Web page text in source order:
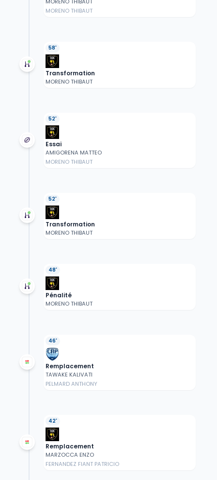
MORENO THIBAUT
MORENO THIBAUT
58'
Transformation
MORENO THIBAUT
52'
Essai
AMIGORENA MATTEO
MORENO THIBAUT
52'
Transformation
MORENO THIBAUT
48'
Pénalité
MORENO THIBAUT
46'
Remplacement
TAWAKE KALIVATI
PELMARD ANTHONY
42'
Remplacement
MARZOCCA ENZO
FERNANDEZ FIANT PATRICIO